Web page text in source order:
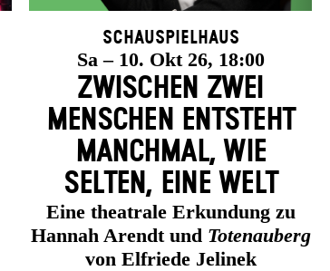
Schauspielhaus
Sa – 10. Okt 26, 18:00
ZWISCHEN ZWEI
MENSCHEN ENT­STEHT
MANCH­MAL, WIE
SELTEN, EINE WELT
Eine theatrale Erkundung zu
Hannah Arendt und Totenauberg
von Elfriede Jelinek